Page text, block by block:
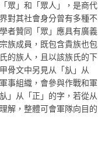
眾」和「眾人」，是商代
對其社會身分曾有多種不
者贊同「眾」應具有廣義
族成員，既包含貴族也包
的族人，且以該族氏的下
骨文中另見从「㫃」从
事組織，會參與作戰和軍
」从「正」的字，若從从
解，整體可會軍隊向目的